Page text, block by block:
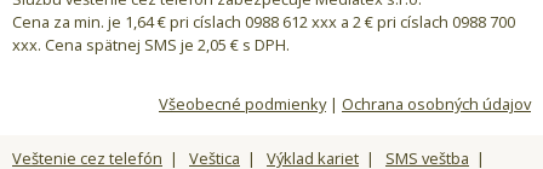
Cena za min. je 1,64 € pri císlach 0988 612 xxx a 2 € pri císlach 0988 700
xxx. Cena spätnej SMS je 2,05 € s DPH.
Všeobecné podmienky | Ochrana osobných údajov
Veštenie cez telefón | Veštica | Výklad kariet | SMS veštba |